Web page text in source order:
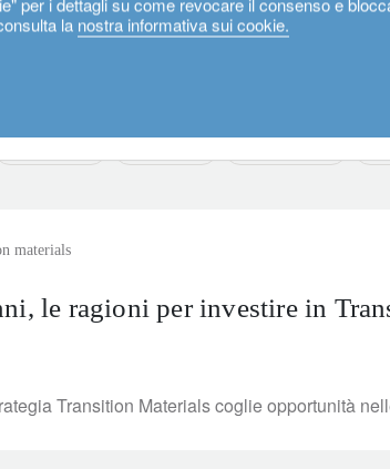
la nostra informativa sui cookie.
materials
le ragioni per investire in
Transition Materials coglie opportunità